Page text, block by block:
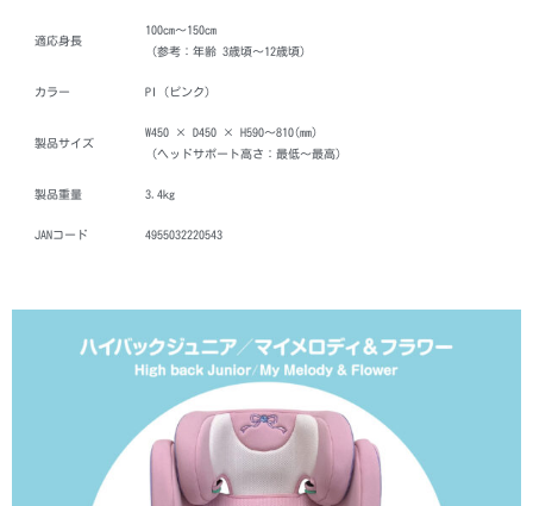
適応身長
100cm～150cm
（参考：年齢 3歳頃～12歳頃）
カラー PI（ピンク）
製品サイズ
W450 × D450 × H590～810(mm)
（ヘッドサポート高さ：最低～最高）
製品重量 3.4kg
JANコード 4955032220543